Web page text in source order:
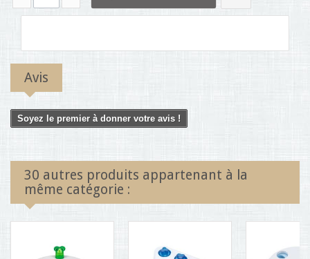
Avis
Soyez le premier à donner votre avis !
30 autres produits appartenant à la
même catégorie :